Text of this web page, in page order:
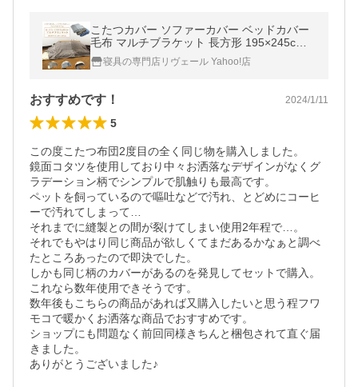
こたつカバー ソファーカバー ベッドカバー
毛布 マルチブラケット 長方形 195×245cm
あったか ボーダー こたつ上掛けカバー 中掛
け マルチカバー こたつ毛布
寝具の専門店リヴェール Yahoo!店
おすすめです！ 2024/1/11
5
この度こたつ布団2度目の全く同じ物を購入しました。
鏡面コタツを使用しており中々お洒落なデザインがなくグ
ラデーション柄でシンプルで肌触りも最高です。
ペットを飼っているので嘔吐などで汚れ、とどめにコーヒ
ーで汚れてしまって…
それまでに縫製との間が裂けてしまい使用2年程で…。
それでもやはり同じ商品が欲しくてまだあるかなぁと調べ
たところあったので即決でした。
しかも同じ柄のカバーがあるのを発見してセットで購入。
これなら数年使用できそうです。
数年後もこちらの商品があれば又購入したいと思う程フワ
モコで暖かくお洒落な商品でおすすめです。
ショップにも問題なく前回同様きちんと梱包されて直ぐ届
きました。
ありがとうございました♪